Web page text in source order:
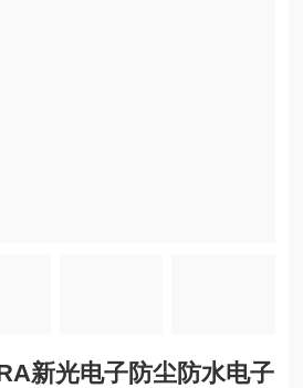
新光电子防尘防水电子